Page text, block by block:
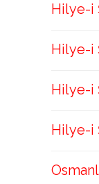
Hilye-i
Hilye-i
Hilye-i
Hilye-i